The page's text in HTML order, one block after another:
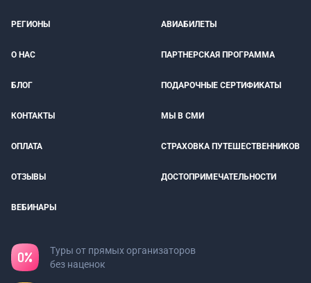
РЕГИОНЫ АВИАБИЛЕТЫ
О НАС ПАРТНЕРСКАЯ ПРОГРАММА
БЛОГ ПОДАРОЧНЫЕ СЕРТИФИКАТЫ
КОНТАКТЫ МЫ В СМИ
ОПЛАТА СТРАХОВКА ПУТЕШЕСТВЕННИКОВ
ОТЗЫВЫ ДОСТОПРИМЕЧАТЕЛЬНОСТИ
ВЕБИНАРЫ
Туры от прямых организаторов
без наценок